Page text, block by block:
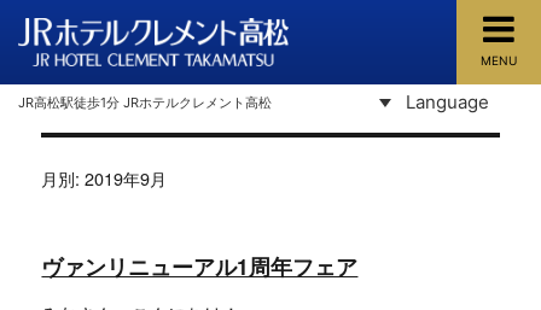
JRホテルクレメント高松
JR高松駅徒歩1分 JRホテルクレメント高松 Language
MENU
月別: 2019年9月
ヴァンリニューアル1周年フェア